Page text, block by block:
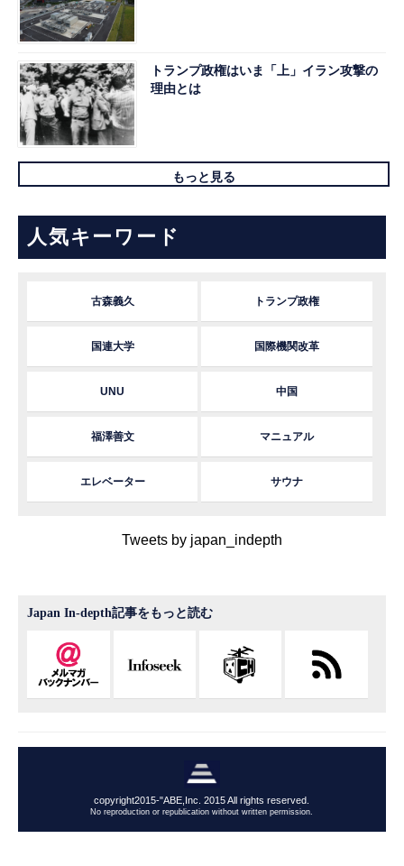
トランプ政権はいま「上」イラン攻撃の
理由とは
もっと見る
人気キーワード
古森義久 トランプ政権
国連大学 国際機関改革
UNU 中国
福澤善文 マニュアル
エレベーター サウナ
Tweets by japan_indepth
Japan In-depth記事をもっと読む
copyright2015-"ABE,Inc. 2015 All rights reserved.
No reproduction or republication without written permission.